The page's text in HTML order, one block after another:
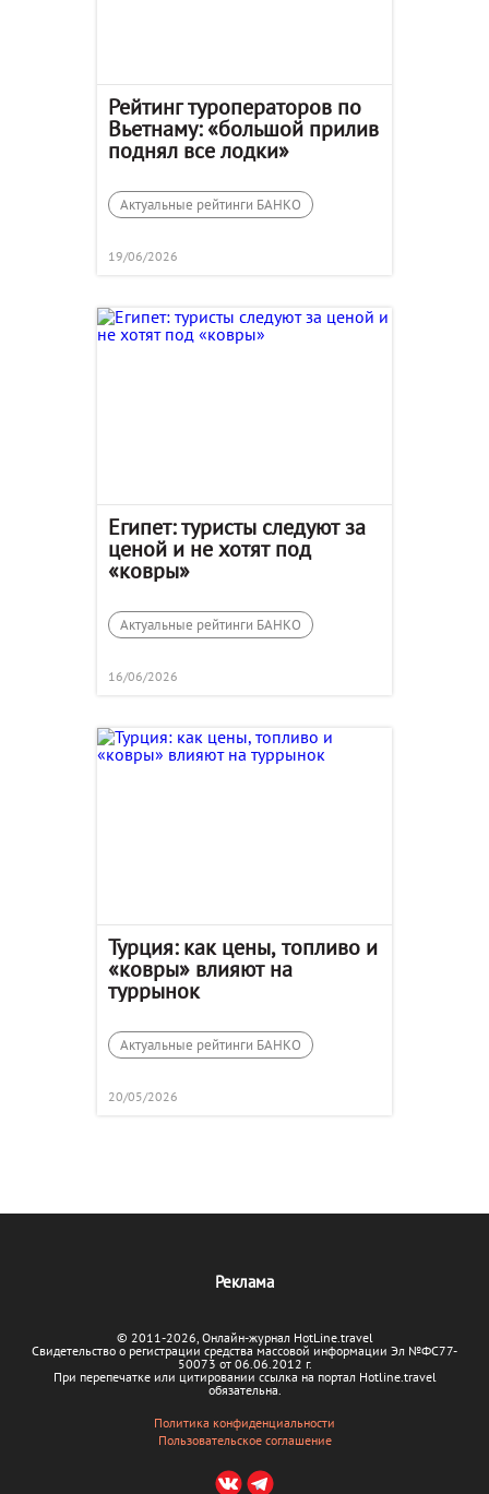
Рейтинг туроператоров по
Вьетнаму: «большой прилив
поднял все лодки»
Актуальные рейтинги БАНКО
19/06/2026
Египет: туристы следуют за
ценой и не хотят под
«ковры»
Актуальные рейтинги БАНКО
16/06/2026
Турция: как цены, топливо и
«ковры» влияют на
туррынок
Актуальные рейтинги БАНКО
20/05/2026
Реклама
© 2011-2026, Онлайн-журнал HotLine.travel
Свидетельство о регистрации средства массовой информации Эл №ФС77-
50073 от 06.06.2012 г.
При перепечатке или цитировании ссылка на портал Hotline.travel
обязательна.
Политика конфиденциальности
Пользовательское соглашение